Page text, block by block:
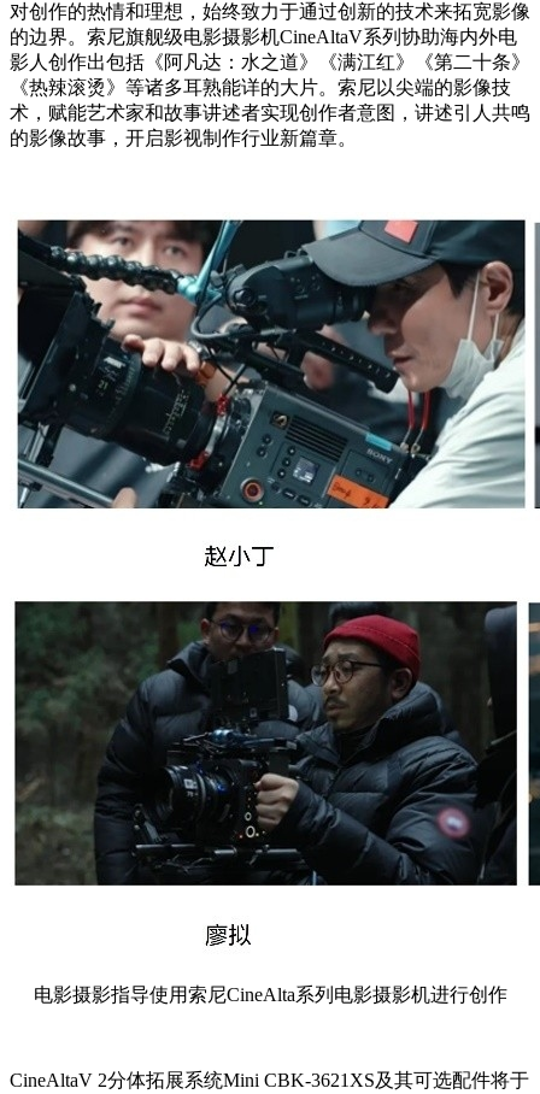
对创作的热情和理想，始终致力于通过创新的技术来拓宽影像
的边界。索尼旗舰级电影摄影机CineAltaV系列协助海内外电
影人创作出包括《阿凡达：水之道》《满江红》《第二十条》
《热辣滚烫》等诸多耳熟能详的大片。索尼以尖端的影像技
术，赋能艺术家和故事讲述者实现创作者意图，讲述引人共鸣
的影像故事，开启影视制作行业新篇章。
电影摄影指导使用索尼CineAlta系列电影摄影机进行创作
CineAltaV 2分体拓展系统Mini CBK-3621XS及其可选配件将于